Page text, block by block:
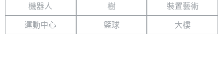
機器人 樹
裝置藝術
運動中心
籃球 大樓